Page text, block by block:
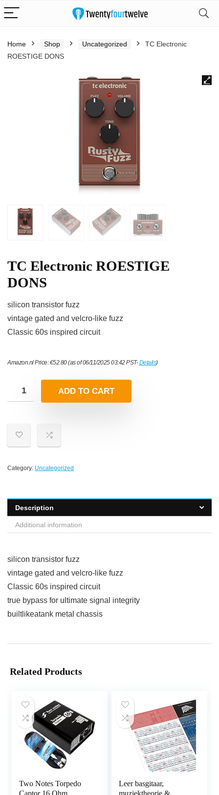
Home Shop Uncategorized
TC Electronic
ROESTIGE DONS
TC Electronic ROESTIGE
DONS
silicon transistor fuzz
vintage gated and velcro-like fuzz
Classic 60s inspired circuit
Amazon.nl Price:€52.80(as of 06/11/2025 03:42 PST-Details)
ADD TO CART
Category: Uncategorized
Description
Additional information
silicon transistor fuzz
vintage gated and velcro-like fuzz
Classic 60s inspired circuit
true bypass for ultimate signal integrity
builtlikeatank metal chassis
Related Products
Two Notes Torpedo
Leer basgitaar,